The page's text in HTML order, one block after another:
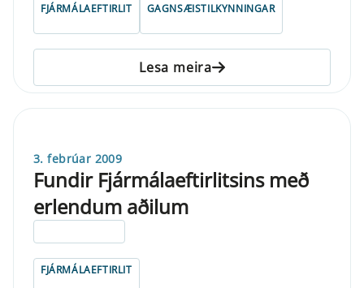
FJÁRMÁLAEFTIRLIT GAGNSÆISTILKYNNINGAR
Lesa meira
3. febrúar 2009
Fundir Fjármálaeftirlitsins með
erlendum aðilum
FJÁRMÁLAEFTIRLIT